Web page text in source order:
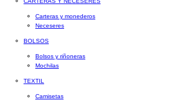
Carteras y monederos
Neceseres
BOLSOS
Bolsos y riñoneras
Mochilas
TEXTIL
Camisetas